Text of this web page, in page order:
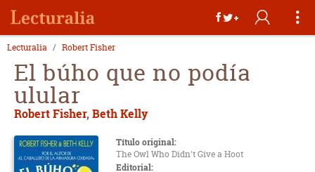
Lecturalia Robert Fisher
El búho que no podía
ulular
Robert Fisher, Beth Kelly
Título original:
The Owl Who Didn't Give a Hoot
Editorial: